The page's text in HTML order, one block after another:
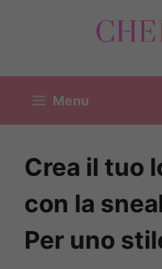
Menu
Crea il tuo
con la
Per uno